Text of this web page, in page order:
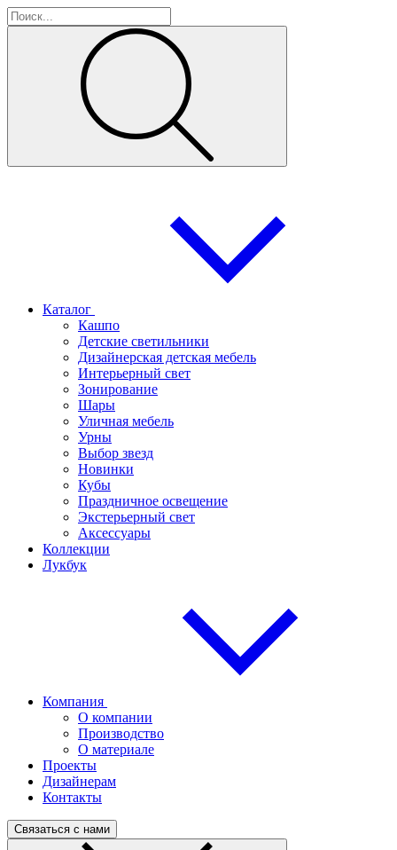
Каталог
Кашпо
Детские светильники
Дизайнерская детская мебель
Интерьерный свет
Зонирование
Шары
Уличная мебель
Урны
Выбор звезд
Новинки
Кубы
Праздничное освещение
Экстерьерный свет
Аксессуары
Коллекции
Лукбук
Компания
О компании
Производство
О материале
Проекты
Дизайнерам
Контакты
Связаться с нами